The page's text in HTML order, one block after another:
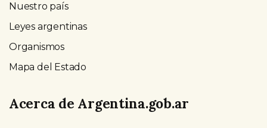
Nuestro país
Leyes argentinas
Organismos
Mapa del Estado
Acerca de Argentina.gob.ar